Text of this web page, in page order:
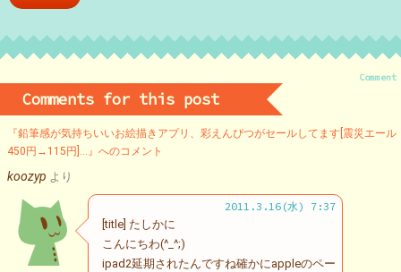
Comment
Comments for this post
『鉛筆感が気持ちいいお絵描きアプリ、彩えんぴつがセールしてます[震災エール
450円→115円]…』へのコメント
koozyp より
2011.3.16(水) 7:37
[title] たしかに
こんにちわ(^_^;)
ipad2延期されたんですね確かにappleのペー